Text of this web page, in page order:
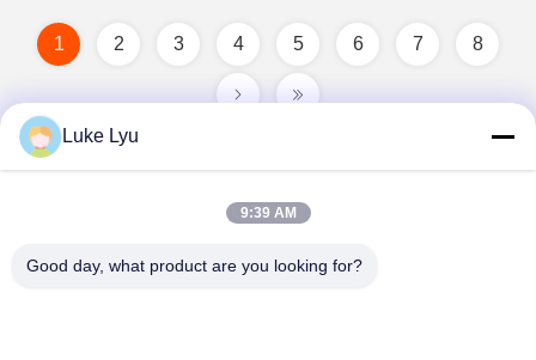
1 2 3 4 5 6 7 8
Luke Lyu
9:39 AM
Good day, what product are you looking for?